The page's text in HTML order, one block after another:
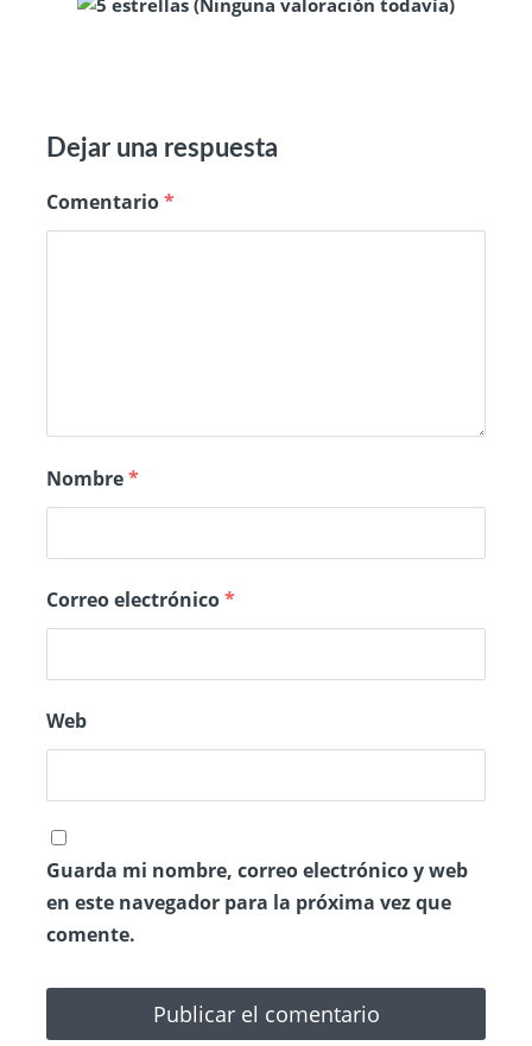
(Ninguna valoración todavía)
Dejar una respuesta
Comentario*
Nombre*
Correo electrónico*
Web
Guarda mi nombre, correo electrónico y web
en este navegador para la próxima vez que
comente.